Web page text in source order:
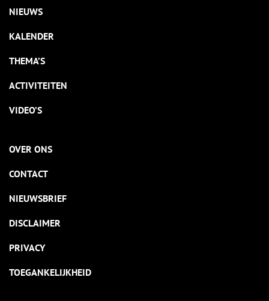
NIEUWS
KALENDER
THEMA’S
ACTIVITEITEN
VIDEO’S
OVER ONS
CONTACT
NIEUWSBRIEF
DISCLAIMER
PRIVACY
TOEGANKELIJKHEID